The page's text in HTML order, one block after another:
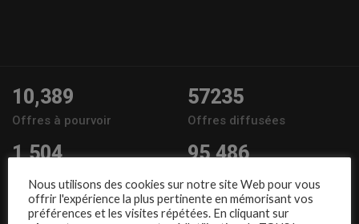
10,389
Offres à pourvoir
57235
Offres diffusées
1,504
Entreprises
95,486
Candidats
Nous suivre
Nous utilisons des cookies sur notre site Web pour vous
offrir l'expérience la plus pertinente en mémorisant vos
préférences et les visites répétées. En cliquant sur